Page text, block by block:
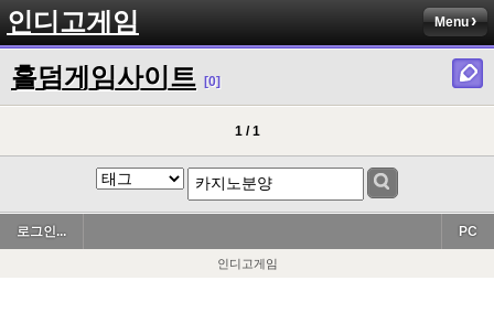
인디고게임 Menu
홀덤게임사이트 [0]
1 / 1
로그인... PC
인디고게임